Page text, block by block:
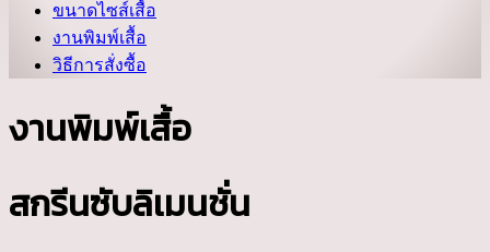
ขนาดไซส์เสื้อ
งานพิมพ์เสื้อ
วิธีการสั่งซื้อ
งานพิมพ์เสื้อ
สกรีนซับลิเมนชั่น